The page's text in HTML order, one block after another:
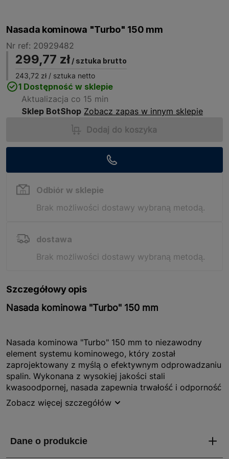
Nasada kominowa "Turbo" 150 mm
Nr ref: 20929482
299,77 zł / sztuka brutto
243,72 zł / sztuka netto
1 Dostępność w sklepie
Aktualizacja co 15 min
Sklep BotShop Zobacz zapas w innym sklepie
Dodaj do koszyka
Odbiór w sklepie
Brak możliwości dostawy wybraną metodą.
dostawa
Brak możliwości dostawy wybraną metodą.
Szczegółowy opis
Nasada kominowa "Turbo" 150 mm
Nasada kominowa "Turbo" 150 mm to niezawodny
element systemu kominowego, który został
zaprojektowany z myślą o efektywnym odprowadzaniu
spalin. Wykonana z wysokiej jakości stali
kwasoodpornej, nasada zapewnia trwałość i odporność
na działanie agresywnych substancji chemicznych,
które mogą występować w spalinach. Dzięki swojej
dodaje estetyki całemu systemowi. Produkt objęty jest
2-letnią gwarancją, co potwierdza jego niezawodność i
Zobacz więcej szczegółów